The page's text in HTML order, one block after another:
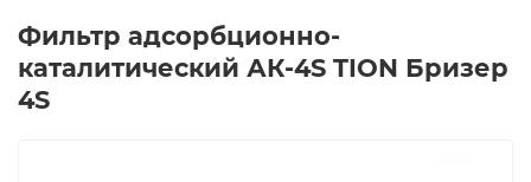
Фильтр адсорбционно-
каталитический АК-4S TION Бризер
4S